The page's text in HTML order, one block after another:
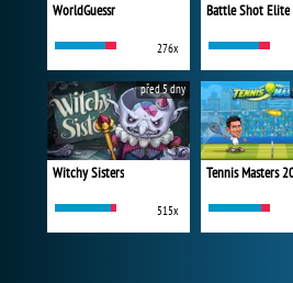
WorldGuessr
276x
Battle Shot Elite
Witchy Sisters
515x
před 5 dny
Tennis Masters